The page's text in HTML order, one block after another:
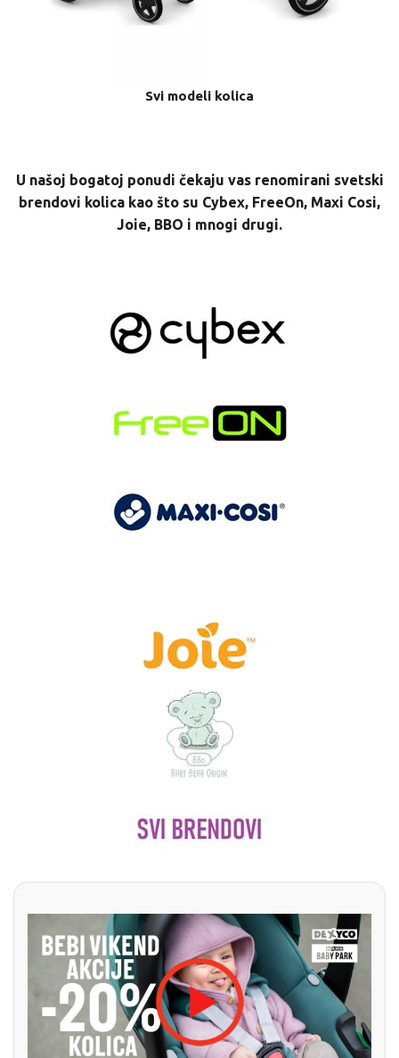
Svi modeli kolica
U našoj bogatoj ponudi čekaju vas renomirani svetski
brendovi kolica kao što su Cybex, FreeOn, Maxi Cosi,
Joie, BBO i mnogi drugi.